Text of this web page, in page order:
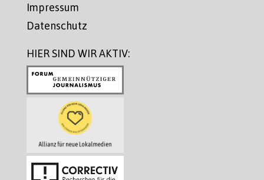
Impressum
Datenschutz
HIER SIND WIR AKTIV: